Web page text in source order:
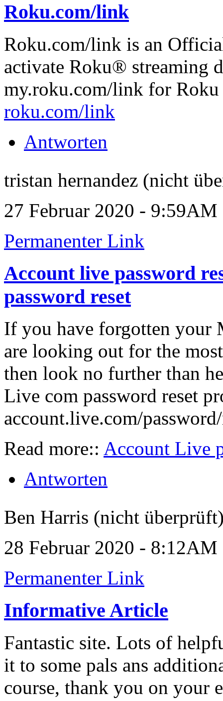
Roku.com/link
Roku.com/link is an
activate Roku® streaming
my.roku.com/link for
roku.com/link
Antworten
tristan hernandez (nicht
27 Februar 2020 - 9:59AM
Permanenter Link
Account live password
password reset
If you have forgotten your
are looking out for the
then look no further than
Live com password reset
account.live.com/
Read more:: Account Live
Antworten
Ben Harris (nicht
28 Februar 2020 - 8:12AM
Permanenter Link
Informative Article
Fantastic site. Lots of
it to some pals ans
course, thank you on your